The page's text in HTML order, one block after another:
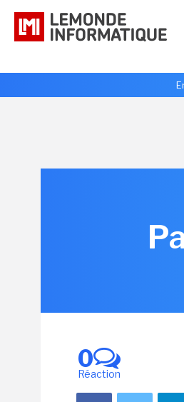
0
Réaction